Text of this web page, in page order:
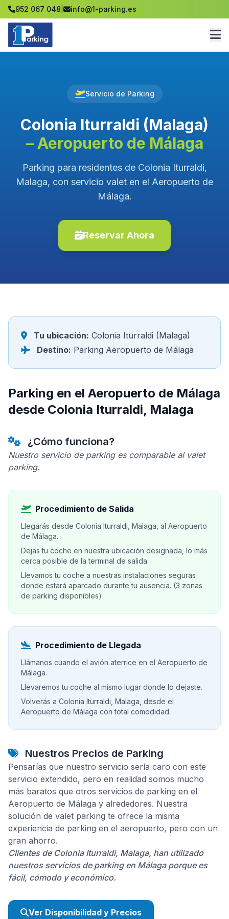
952 067 048 info@1-parking.es
Servicio de Parking
Colonia Iturraldi (Malaga)
– Aeropuerto de Málaga
Parking para residentes de Colonia Iturraldi,
Malaga, con servicio valet en el Aeropuerto de
Málaga.
Reservar Ahora
Tu ubicación: Colonia Iturraldi (Malaga)
Destino: Parking Aeropuerto de Málaga
Parking en el Aeropuerto de Málaga
desde Colonia Iturraldi, Malaga
¿Cómo funciona?
Nuestro servicio de parking es comparable al valet
parking.
Procedimiento de Salida
Llegarás desde Colonia Iturraldi, Malaga, al Aeropuerto
de Málaga.
Dejas tu coche en nuestra ubicación designada, lo más
cerca posible de la terminal de salida.
Llevamos tu coche a nuestras instalaciones seguras
donde estará aparcado durante tu ausencia. (3 zonas
de parking disponibles)
Procedimiento de Llegada
Llámanos cuando el avión aterrice en el Aeropuerto de
Málaga.
Llevaremos tu coche al mismo lugar donde lo dejaste.
Volverás a Colonia Iturraldi, Malaga, desde el
Aeropuerto de Málaga con total comodidad.
Nuestros Precios de Parking
Pensarías que nuestro servicio sería caro con este
servicio extendido, pero en realidad somos mucho
más baratos que otros servicios de parking en el
Aeropuerto de Málaga y alrededores. Nuestra
solución de valet parking te ofrece la misma
experiencia de parking en el aeropuerto, pero con un
gran ahorro.
Clientes de Colonia Iturraldi, Malaga, han utilizado
nuestros servicios de parking en Málaga porque es
fácil, cómodo y económico.
Ver Disponibilidad y Precios